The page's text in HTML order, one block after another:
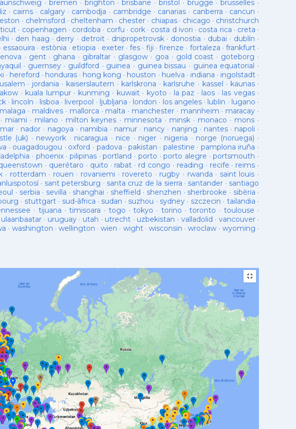
· bremen · brighton ·brisbane · bristol · brugge ·brusselles ·
· cairns · calgary· cambodja · cambridge · canarias · canberra · cancun ·
· chelmsford · cheltenham · chester · chiapas· chicago · christchurch
· copenhagen · cordoba · corfu · cork · costa d ivori · costa rica · creta ·
· den haag · derry · detroit· dnipropetrovsk· donostia · dubai · dublín ·
essaouira · estònia · etiopia · exeter· fes · fiji · firenze · fortaleza · frankfurt ·
· gent· ghana · gibraltar · glasgow· goa · gold coast · goteborg ·
· guernsey· guildford · guinea · guinea bissau · guinea equatorial ·
· hereford · honduras· hong kong · houston · huelva · indiana · ingolstadt·
· jordania · kaiserslautern · karlskrona · karlsruhe · kassel · kaunas·
· kuala lumpur· kunming · kuwait· kyoto · la paz · laos · las vegas·
· lincoln · lisboa · liverpool · ljubljana · london · los angeles· lublin · lugano ·
malaga · maldives · mallorca · malta · manchester · mannheim · maracay ·
· miami · milano · milton keynes · minnesota · minsk· monaco · mons ·
· nador · nagoya · namibia · namur · nancy · nanjing · nantes· napoli ·
(uk) · newyork · nicaragua · nice · niger · nigeria · norge (noruega) ·
· ouagadougou · oxford · padova · pakistan · palestine · pamplona iruña ·
· phoenix·pilipinas ·portland · porto ·porto alegre ·portsmouth ·
· querétaro · quito · rabat · rd congo · reading · recife · reims ·
· rotterdam · rouen · rovaniemi · rovereto · rugby · rwanda · saint louis ·
· sant petersburg · santa cruz de la sierra · santander · santiago
· serbia · sevilla · shanghai · sheffield · shenzhen · sherbrooke · sibèria ·
· stuttgart· sud-âfrica · sudan · suzhou · sydney · szczecin · tailandia ·
· tijuana ·timisoara · togo ·tokyo · torino ·toronto · toulouse ·
ulaanbaatar· uruguay· utah · utrecht · uzbekistan · valladolid · vancouver·
· washington · wellington ·wien · wight·wisconsin ·wroclaw · wyoming ·